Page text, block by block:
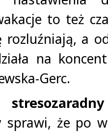
to też
rozluźniają, a
na
Gerc.
sprawi, że po